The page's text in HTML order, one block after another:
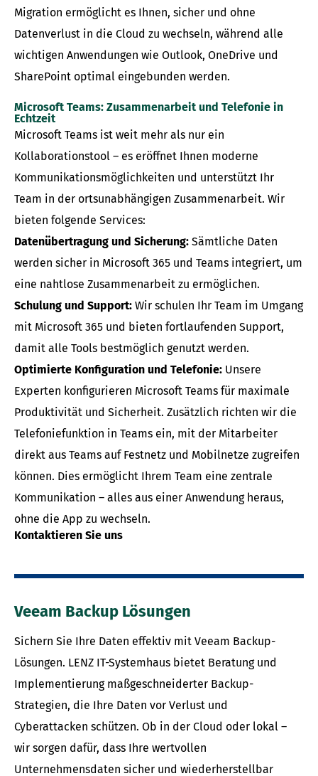
Migration ermöglicht es Ihnen, sicher und ohne
Datenverlust in die Cloud zu wechseln, während alle
wichtigen Anwendungen wie Outlook, OneDrive und
SharePoint optimal eingebunden werden.
Microsoft Teams: Zusammenarbeit und Telefonie in
Echtzeit
Microsoft Teams ist weit mehr als nur ein
Kollaborationstool – es eröffnet Ihnen moderne
Kommunikationsmöglichkeiten und unterstützt Ihr
Team in der ortsunabhängigen Zusammenarbeit. Wir
bieten folgende Services:
Datenübertragung und Sicherung: Sämtliche Daten
werden sicher in Microsoft 365 und Teams integriert, um
eine nahtlose Zusammenarbeit zu ermöglichen.
Schulung und Support: Wir schulen Ihr Team im Umgang
mit Microsoft 365 und bieten fortlaufenden Support,
damit alle Tools bestmöglich genutzt werden.
Optimierte Konfiguration und Telefonie: Unsere
Experten konfigurieren Microsoft Teams für maximale
Produktivität und Sicherheit. Zusätzlich richten wir die
Telefoniefunktion in Teams ein, mit der Mitarbeiter
direkt aus Teams auf Festnetz und Mobilnetze zugreifen
können. Dies ermöglicht Ihrem Team eine zentrale
Kommunikation – alles aus einer Anwendung heraus,
ohne die App zu wechseln.
Kontaktieren Sie uns
Veeam Backup Lösungen
Sichern Sie Ihre Daten effektiv mit Veeam Backup-
Lösungen. LENZ IT-Systemhaus bietet Beratung und
Implementierung maßgeschneiderter Backup-
Strategien, die Ihre Daten vor Verlust und
Cyberattacken schützen. Ob in der Cloud oder lokal –
wir sorgen dafür, dass Ihre wertvollen
Unternehmensdaten sicher und wiederherstellbar